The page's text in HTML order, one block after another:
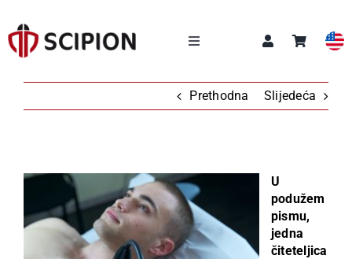
content
Toggle
NAŠE USLUGE
Q&A
O NAMA
Prethodna Slijedeća
U
podužem
pismu,
jedna
čiteteljica